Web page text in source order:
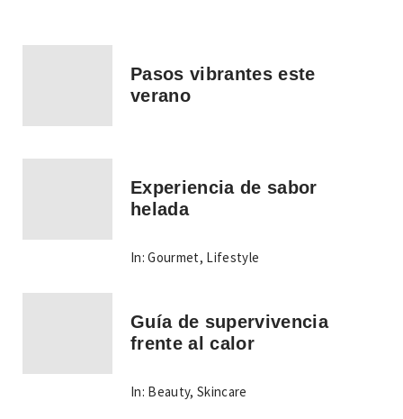
Pasos vibrantes este
verano
Experiencia de sabor
helada
In: Gourmet, Lifestyle
Guía de supervivencia
frente al calor
In: Beauty,Skincare